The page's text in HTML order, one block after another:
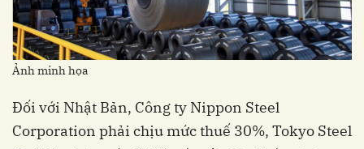
Ảnh minh họa
Đối với Nhật Bản, Công ty Nippon Steel
Corporation phải chịu mức thuế 30%, Tokyo Steel